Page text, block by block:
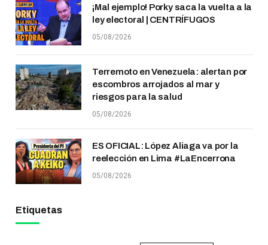
¡Mal ejemplo! Porky saca la vuelta a la
ley electoral | CENTRÍFUGOS
05/08/2026
Terremoto en Venezuela: alertan por
escombros arrojados al mar y
riesgos para la salud
05/08/2026
ES OFICIAL: López Aliaga va por la
reelección en Lima #LaEncerrona
05/08/2026
Etiquetas